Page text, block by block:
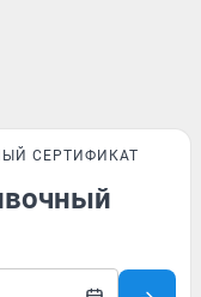
СЕРТИФИКАТ